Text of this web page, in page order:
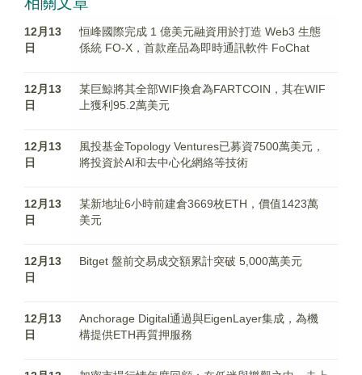
12月13
日
恒峰國際完成 1 億美元融資用於打造 Web3 生態
係統 FO-X，首款産品為即時通訊軟件 FoChat
12月13
日
某巨鯨將其全部WIF換倉為FARTCOIN，其在WIF
上獲利95.2萬美元
12月13
日
風投基金Topology Ventures已募資7500萬美元，
將投資於AI和去中心化網絡等技術
12月13
日
某新地址6小時前建倉3669枚ETH，價值1423萬
美元
12月13
日
Bitget 盤前交易成交額累計突破 5,000萬美元
12月13
日
Anchorage Digital通過與EigenLayer集成，為機
構提供ETH再質押服務